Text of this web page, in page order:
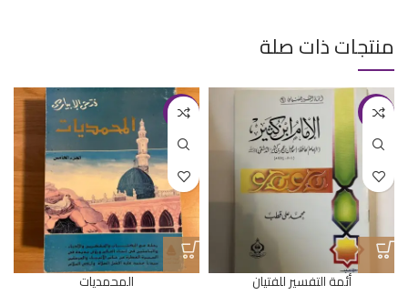
منتجات ذات صلة
-20%
أئمة التفسير للفتيان
-43%
المحمديات